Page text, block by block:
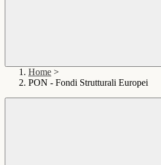
Home >
PON - Fondi Strutturali Europei